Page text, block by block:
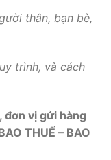
thân, bạn bè,
trình, và cách
đơn vị gửi hàng
THUẾ – BAO